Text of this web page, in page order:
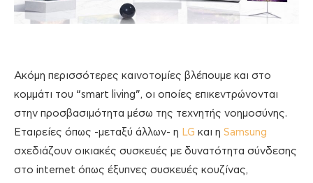
Ακόμη περισσότερες καινοτομίες βλέπουμε και στο
κομμάτι του “smart living”, οι οποίες επικεντρώνονται
στην προσβασιμότητα μέσω της τεχνητής νοημοσύνης.
Εταιρείες όπως -μεταξύ άλλων- η LG και η Samsung
σχεδιάζουν οικιακές συσκευές με δυνατότητα σύνδεσης
στο internet όπως έξυπνες συσκευές κουζίνας,